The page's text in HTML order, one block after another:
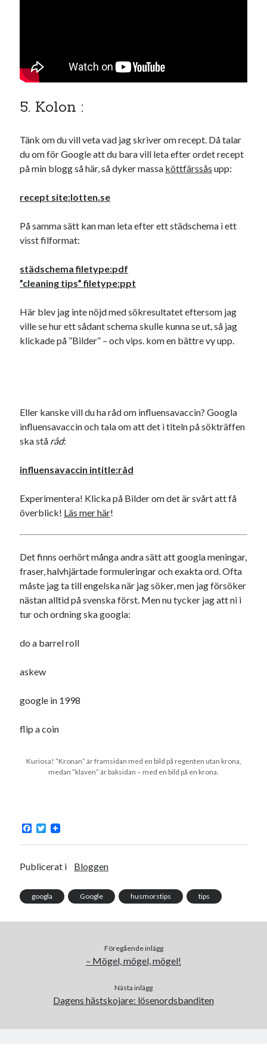
Meta
Logga in
Pejpalla!
Swish: 070-8885542
5. Kolon :
Tänk om du vill veta vad jag skriver om recept. Då talar
du om för Google att du bara vill leta efter ordet recept
på min blogg så här, så dyker massa köttfärssås upp:
recept site:lotten.se
På samma sätt kan man leta efter ett städschema i ett
visst filformat:
städschema filetype:pdf
”cleaning tips” filetype:ppt
Här blev jag inte nöjd med sökresultatet eftersom jag
ville se hur ett sådant schema skulle kunna se ut, så jag
klickade på ”Bilder” – och vips. kom en bättre vy upp.
Eller kanske vill du ha råd om influensavaccin? Googla
influensavaccin och tala om att det i titeln på sökträffen
ska stå råd:
influensavaccin intitle:råd
Experimentera! Klicka på Bilder om det är svårt att få
överblick! Läs mer här!
Det finns oerhört många andra sätt att googla meningar,
fraser, halvhjärtade formuleringar och exakta ord. Ofta
måste jag ta till engelska när jag söker, men jag försöker
nästan alltid på svenska först. Men nu tycker jag att ni i
tur och ordning ska googla:
do a barrel roll
askew
google in 1998
flip a coin
Kuriosa! ”Kronan” är framsidan med en bild på regenten utan krona,
medan ”klaven” är baksidan – med en bild på en krona.
F
c
b
k
T
i
t
Publicerat i Bloggen
googla Google husmorstips tips
Föregående inlägg
– Mögel, mögel, mögel!
Nästa inlägg
Dagens hästskojare: lösenordsbanditen